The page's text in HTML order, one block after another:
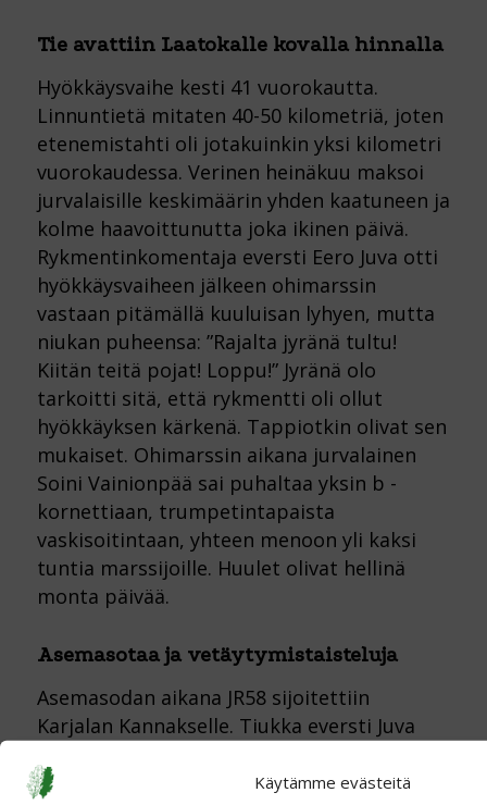
Käytämme evästeitä
Tie avattiin Laatokalle kovalla hinnalla
Hyökkäysvaihe kesti 41 vuorokautta.
Linnuntietä mitaten 40-50 kilometriä, joten
etenemistahti oli jotakuinkin yksi kilometri
vuorokaudessa. Verinen heinäkuu maksoi
jurvalaisille keskimäärin yhden kaatuneen ja
kolme haavoittunutta joka ikinen päivä.
Rykmentinkomentaja eversti Eero Juva otti
hyökkäysvaiheen jälkeen ohimarssin
vastaan pitämällä kuuluisan lyhyen, mutta
niukan puheensa: ”Rajalta jyränä tultu!
Kiitän teitä pojat! Loppu!” Jyränä olo
tarkoitti sitä, että rykmentti oli ollut
hyökkäyksen kärkenä. Tappiotkin olivat sen
mukaiset. Ohimarssin aikana jurvalainen
Soini Vainionpää sai puhaltaa yksin b -
kornettiaan, trumpetintapaista
vaskisoitintaan, yhteen menoon yli kaksi
tuntia marssijoille. Huulet olivat hellinä
monta päivää.
Asemasotaa ja vetäytymistaisteluja
Asemasodan aikana JR58 sijoitettiin
Karjalan Kannakselle. Tiukka eversti Juva
Pahkakuppeja ja puhdetöitä ei rykmentissä